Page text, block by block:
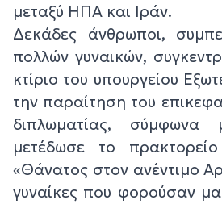
μεταξύ ΗΠΑ και Ιράν.
Δεκάδες άνθρωποι,
πολλών γυναικών,
κτίριο του υπουργείου
την παραίτηση του
διπλωματίας, σύμφωνα
μετέδωσε το
«Θάνατος στον ανέντιμο
γυναίκες που φορούσαν